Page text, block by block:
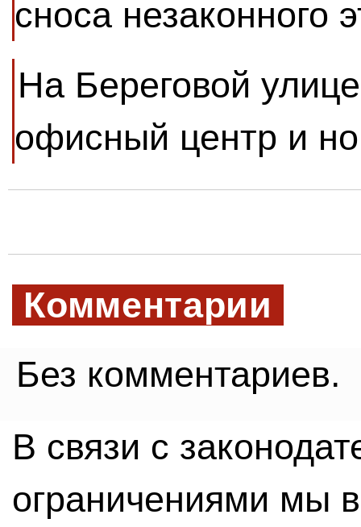
сноса незаконного
На Береговой
офисный центр и
Комментарии
Без комментариев.
В связи с
ограничениями мы